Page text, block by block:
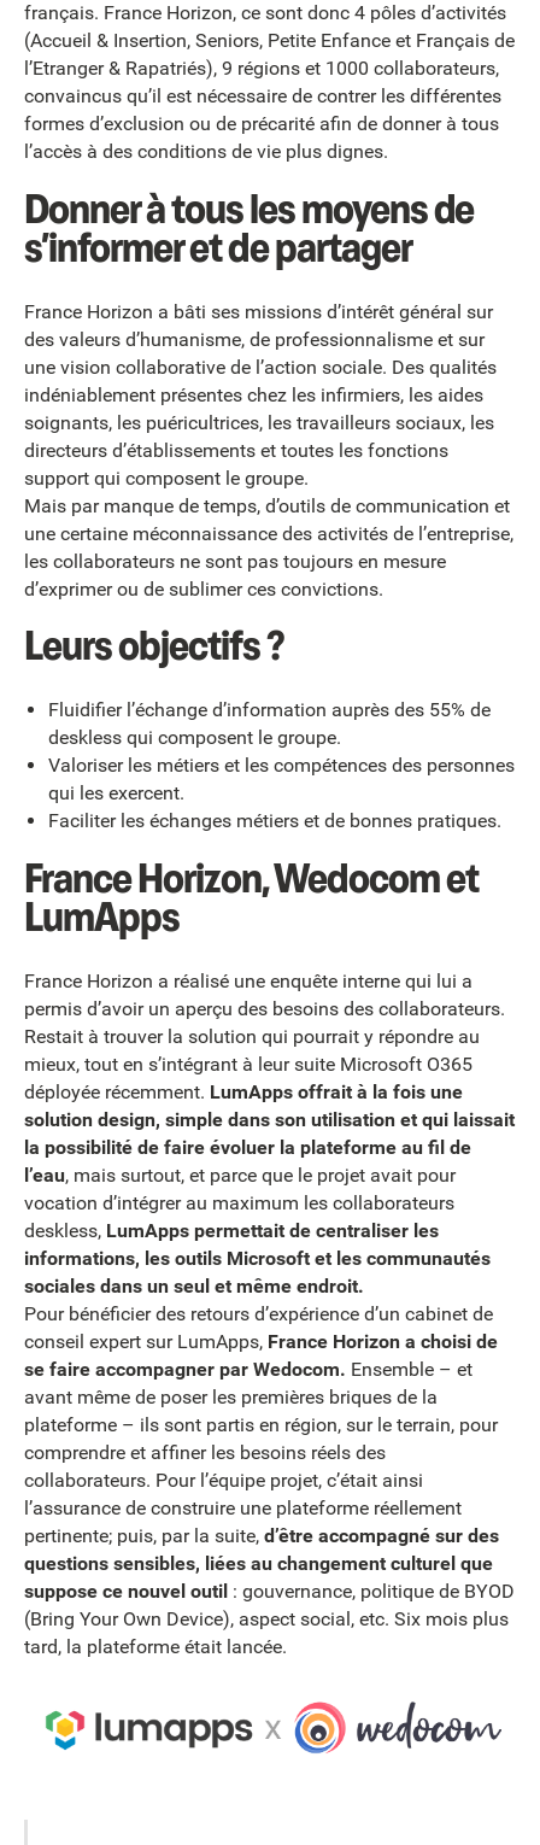
français. France Horizon, ce sont donc 4 pôles d’activités
(Accueil & Insertion, Seniors, Petite Enfance et Français de
l’Etranger & Rapatriés), 9 régions et 1000 collaborateurs,
convaincus qu’il est nécessaire de contrer les différentes
formes d’exclusion ou de précarité afin de donner à tous
l’accès à des conditions de vie plus dignes.
Donner à tous les moyens de
s’informer et de partager
France Horizon a bâti ses missions d’intérêt général sur
des valeurs d’humanisme, de professionnalisme et sur
une vision collaborative de l’action sociale. Des qualités
indéniablement présentes chez les infirmiers, les aides
soignants, les puéricultrices, les travailleurs sociaux, les
directeurs d’établissements et toutes les fonctions
support qui composent le groupe.
Mais par manque de temps, d’outils de communication et
une certaine méconnaissance des activités de l’entreprise,
les collaborateurs ne sont pas toujours en mesure
d’exprimer ou de sublimer ces convictions.
Leurs objectifs ?
Fluidifier l’échange d’information auprès des 55% de
deskless qui composent le groupe.
Valoriser les métiers et les compétences des personnes
qui les exercent.
Faciliter les échanges métiers et de bonnes pratiques.
France Horizon, Wedocom et
LumApps
France Horizon a réalisé une enquête interne qui lui a
permis d’avoir un aperçu des besoins des collaborateurs.
Restait à trouver la solution qui pourrait y répondre au
mieux, tout en s’intégrant à leur suite Microsoft O365
déployée récemment. LumApps offrait à la fois une
solution design, simple dans son utilisation et qui laissait
la possibilité de faire évoluer la plateforme au fil de
l’eau, mais surtout, et parce que le projet avait pour
vocation d’intégrer au maximum les collaborateurs
deskless, LumApps permettait de centraliser les
informations, les outils Microsoft et les communautés
sociales dans un seul et même endroit.
Pour bénéficier des retours d’expérience d’un cabinet de
conseil expert sur LumApps, France Horizon a choisi de
se faire accompagner par Wedocom. Ensemble – et
avant même de poser les premières briques de la
plateforme – ils sont partis en région, sur le terrain, pour
comprendre et affiner les besoins réels des
collaborateurs. Pour l’équipe projet, c’était ainsi
l’assurance de construire une plateforme réellement
pertinente; puis, par la suite, d’être accompagné sur des
questions sensibles, liées au changement culturel que
suppose ce nouvel outil : gouvernance, politique de BYOD
(Bring Your Own Device), aspect social, etc. Six mois plus
tard, la plateforme était lancée.